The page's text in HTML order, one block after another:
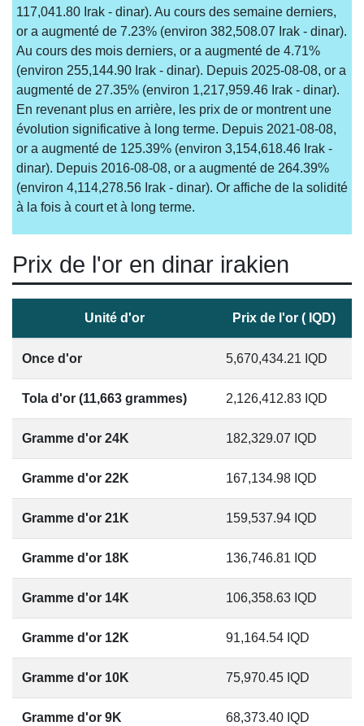
117,041.80 Irak - dinar). Au cours des semaine derniers,
or a augmenté de 7.23% (environ 382,508.07 Irak - dinar).
Au cours des mois derniers, or a augmenté de 4.71%
(environ 255,144.90 Irak - dinar). Depuis 2025-08-08, or a
augmenté de 27.35% (environ 1,217,959.46 Irak - dinar).
En revenant plus en arrière, les prix de or montrent une
évolution significative à long terme. Depuis 2021-08-08,
or a augmenté de 125.39% (environ 3,154,618.46 Irak -
dinar). Depuis 2016-08-08, or a augmenté de 264.39%
(environ 4,114,278.56 Irak - dinar). Or affiche de la solidité
à la fois à court et à long terme.
Prix de l'or en dinar irakien
Unité d'or Prix de l'or ( IQD)
Once d'or 5,670,434.21 IQD
Tola d'or (11,663 grammes) 2,126,412.83 IQD
Gramme d'or 24K 182,329.07 IQD
Gramme d'or 22K 167,134.98 IQD
Gramme d'or 21K 159,537.94 IQD
Gramme d'or 18K 136,746.81 IQD
Gramme d'or 14K 106,358.63 IQD
Gramme d'or 12K 91,164.54 IQD
Gramme d'or 10K 75,970.45 IQD
Gramme d'or 9K 68,373.40 IQD